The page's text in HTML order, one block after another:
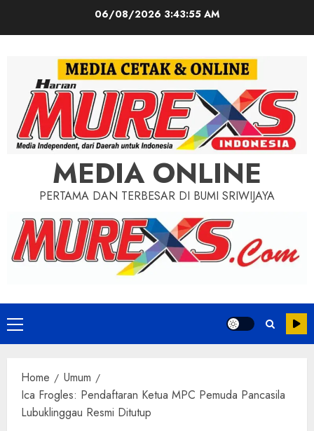
06/08/2026 3:43:57 AM
MEDIA ONLINE
PERTAMA DAN TERBESAR DI BUMI SRIWIJAYA
Primary
Menu
Home
Umum
Ica Frogles: Pendaftaran Ketua MPC Pemuda Pancasila
Lubuklinggau Resmi Ditutup